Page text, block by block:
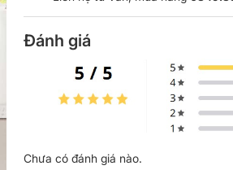
Đánh giá
Chưa có đánh giá nào.